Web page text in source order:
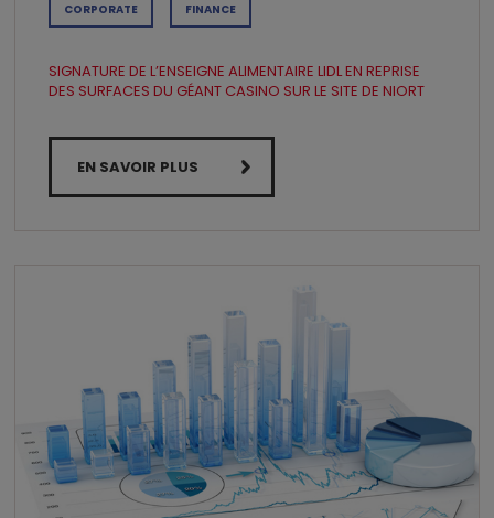
CORPORATE FINANCE
SIGNATURE DE L’ENSEIGNE ALIMENTAIRE LIDL EN REPRISE
DES SURFACES DU GÉANT CASINO SUR LE SITE DE NIORT
EN SAVOIR PLUS